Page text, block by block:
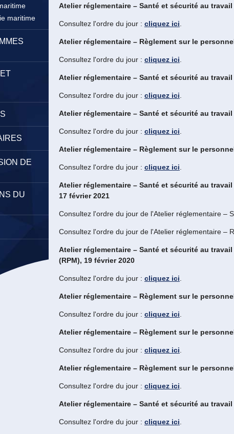
maritime
DE
DU
Atelier réglementaire – Santé et sécurité au travail
Consultez l'ordre du jour : cliquez ici
Atelier réglementaire – Règlement sur le
Consultez l'ordre du jour : cliquez ici
Atelier réglementaire – Santé et sécurité au travail
Consultez l'ordre du jour : cliquez ici
Atelier réglementaire – Santé et sécurité au travail
Consultez l'ordre du jour : cliquez ici
Atelier réglementaire – Règlement sur le
Consultez l'ordre du jour : cliquez ici
Atelier réglementaire – Santé et sécurité au
17 février 2021
Consultez l'ordre du jour de l'Atelier réglementaire –
Consultez l'ordre du jour de l'Atelier réglementaire –
Atelier réglementaire – Santé et sécurité au
(RPM), 19 février 2020
Consultez l'ordre du jour : cliquez ici
Atelier réglementaire – Règlement sur le
Consultez l'ordre du jour : cliquez ici
Atelier réglementaire – Règlement sur le
Consultez l'ordre du jour : cliquez ici
Atelier réglementaire – Règlement sur le
Consultez l'ordre du jour : cliquez ici
Atelier réglementaire – Santé et sécurité au travail
Consultez l'ordre du jour : cliquez ici